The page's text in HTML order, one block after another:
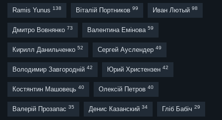
Ramis Yunus 138 Віталій Портников 99 Иван Лютый 98
Дмитро Вовнянко 73 Валентина Емінова 59
Кирилл Данильченко 52 Сергей Ауслендер 49
Володимир Завгородній 42 Юрий Христензен 42
Костянтин Машовець 40 Олексій Петров 40
Валерій Прозапас 35 Денис Казанский 34 Гліб Бабіч 29